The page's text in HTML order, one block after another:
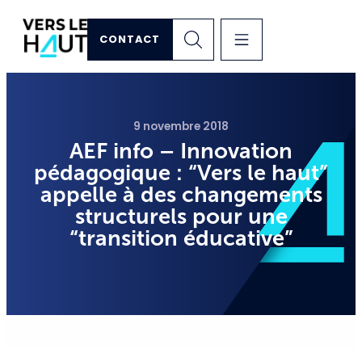
CONTACT
9 novembre 2018
AEF info – Innovation
pédagogique : “Vers le haut”
appelle à des changements
structurels pour une
“transition éducative”